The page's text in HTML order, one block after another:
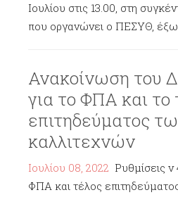
Ιουλίου στις 13.00, στη
που οργανώνει ο ΠΕΣΥΘ,
Ανακοίνωση του
για το ΦΠΑ και το
επιτηδεύματος
καλλιτεχνών
Ιουλίου 08, 2022 Ρυθμίσεις
ΦΠΑ και τέλος